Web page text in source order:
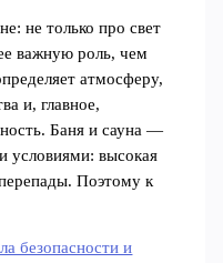
не только про свет
важную роль, чем
атмосферу,
и, главное,
Баня и сауна —
условиями: высокая
Поэтому к
безопасности и